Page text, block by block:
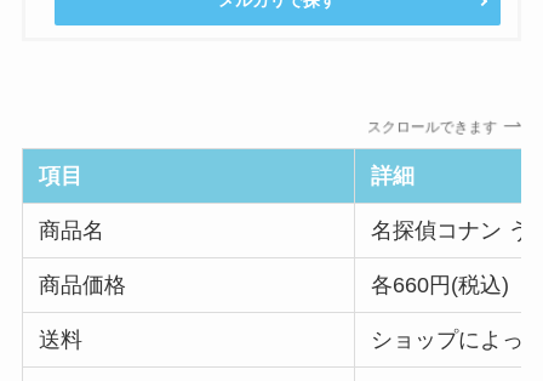
スクロールできます
項目 詳細
商品名 名探偵コナン う
商品価格 各660円(税込)
送料 ショップによっ